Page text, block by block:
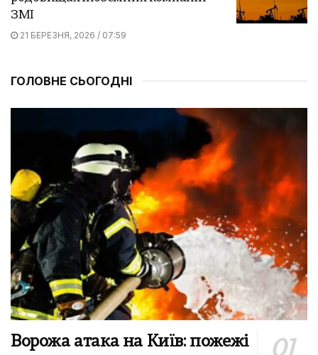
ЗМІ
21 БЕРЕЗНЯ, 2026 / 07:59
ГОЛОВНЕ СЬОГОДНІ
Ворожа атака на Київ: пожежі